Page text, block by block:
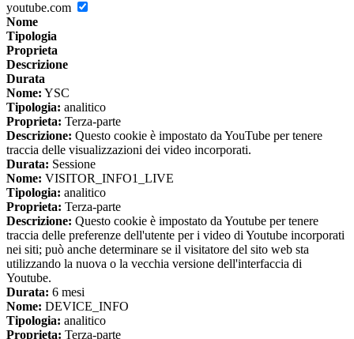
youtube.com
Nome
Tipologia
Proprieta
Descrizione
Durata
Nome: YSC
Tipologia: analitico
Proprieta: Terza-parte
Descrizione: Questo cookie è impostato da YouTube per tenere
traccia delle visualizzazioni dei video incorporati.
Durata: Sessione
Nome: VISITOR_INFO1_LIVE
Tipologia: analitico
Proprieta: Terza-parte
Descrizione: Questo cookie è impostato da Youtube per tenere
traccia delle preferenze dell'utente per i video di Youtube incorporati
nei siti; può anche determinare se il visitatore del sito web sta
utilizzando la nuova o la vecchia versione dell'interfaccia di
Youtube.
Durata: 6 mesi
Nome: DEVICE_INFO
Tipologia: analitico
Proprieta: Terza-parte